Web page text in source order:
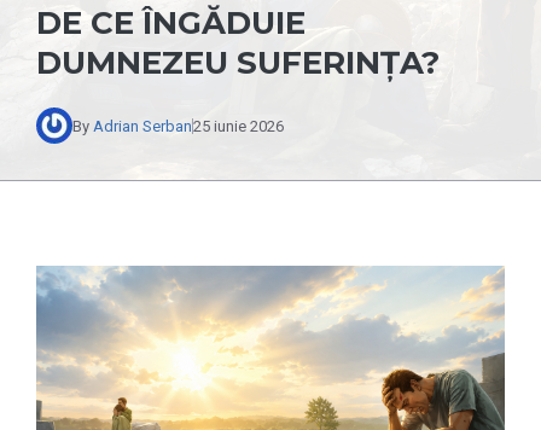
DE CE ÎNGĂDUIE
DUMNEZEU SUFERINȚA?
By Adrian Serban25 iunie 2026